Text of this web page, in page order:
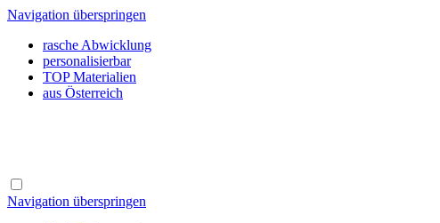
Navigation überspringen
rasche Abwicklung
personalisierbar
TOP Materialien
aus Österreich
Navigation überspringen